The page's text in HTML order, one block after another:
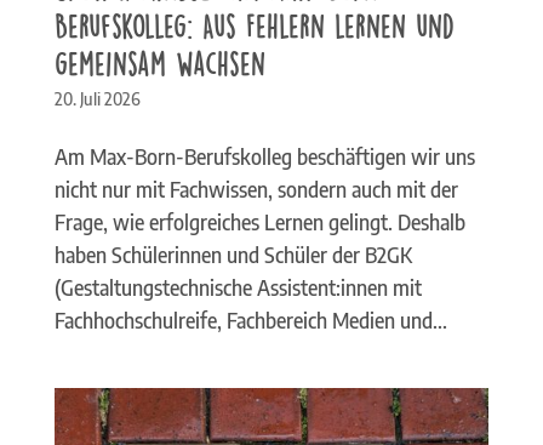
Berufskolleg: Aus Fehlern lernen und
gemeinsam wachsen
20. Juli 2026
Am Max-Born-Berufskolleg beschäftigen wir uns
nicht nur mit Fachwissen, sondern auch mit der
Frage, wie erfolgreiches Lernen gelingt. Deshalb
haben Schülerinnen und Schüler der B2GK
(Gestaltungstechnische Assistent:innen mit
Fachhochschulreife, Fachbereich Medien und...